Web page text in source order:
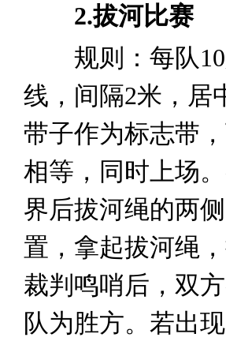
2.拔河比赛
规则：每队10
线，间隔2米，居
带子作为标志带
相等，同时上场
界后拔河绳的两
置，拿起拔河绳
裁判鸣哨后，双
队为胜方。若出